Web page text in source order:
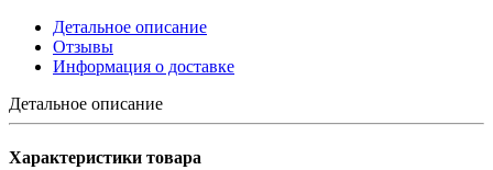
Детальное описание
Отзывы
Информация о доставке
Детальное описание
Характеристики товара